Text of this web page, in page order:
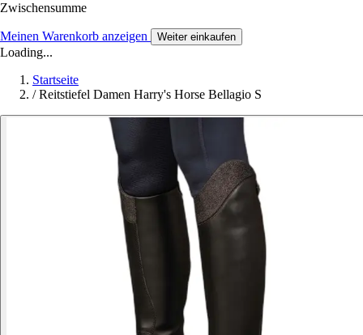
Zwischensumme
Meinen Warenkorb anzeigen Weiter einkaufen
Loading...
Startseite
/ Reitstiefel Damen Harry's Horse Bellagio S